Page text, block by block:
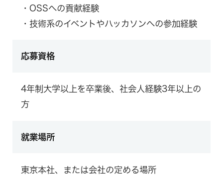
・OSSへの貢献経験
・技術系のイベントやハッカソンへの参加経験
応募資格
4年制大学以上を卒業後、社会人経験3年以上の
方
就業場所
東京本社、または会社の定める場所